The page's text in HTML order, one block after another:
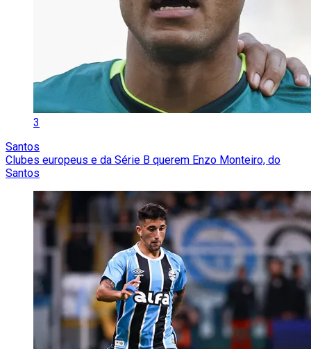
3
Santos
Clubes europeus e da Série B querem Enzo Monteiro, do
Santos